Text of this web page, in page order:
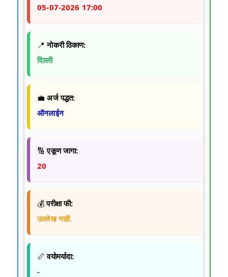
05-07-2026 17:00
📍नोकरी ठिकाण:
दिल्ली
💼अर्ज पद्धत:
ऑनलाईन
🔢एकूण जागा:
20
💰परीक्षा फी:
उल्लेख नाही.
📏वयोमर्यादा:
-